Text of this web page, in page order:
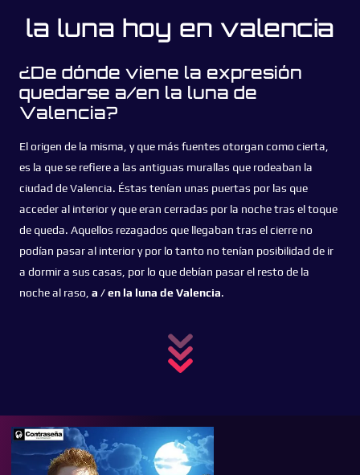
la luna hoy en valencia
¿De dónde viene la expresión
quedarse a/en la luna de
Valencia?
El origen de la misma, y que más fuentes otorgan como cierta,
es la que se refiere a las antiguas murallas que rodeaban la
ciudad de Valencia. Éstas tenían unas puertas por las que
acceder al interior y que eran cerradas por la noche tras el toque
de queda. Aquellos rezagados que llegaban tras el cierre no
podían pasar al interior y por lo tanto no tenían posibilidad de ir
a dormir a sus casas, por lo que debían pasar el resto de la
noche al raso, a / en la luna de Valencia.